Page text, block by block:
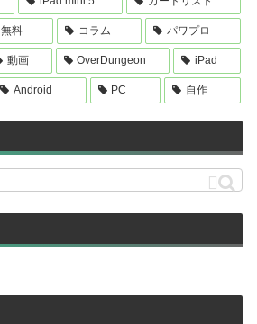
無料 コラム パワプロ
動画 OverDungeon iPad
Android PC 自作